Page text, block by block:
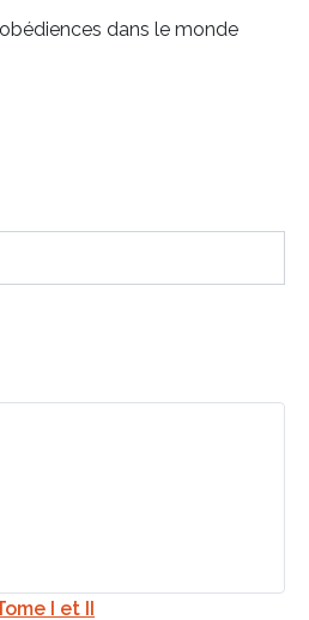
dans le monde
I et II